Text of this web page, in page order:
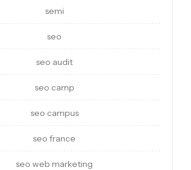
semi
seo
seo audit
seo camp
seo campus
seo france
seo web marketing